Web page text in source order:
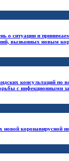
о ситуации и
вызванных новым
консультаций по
с инфекционными
новой коронавирусной